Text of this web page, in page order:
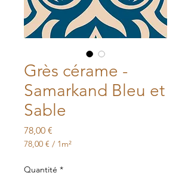
Grès cérame -
Samarkand Bleu et
Sable
78,00 €
78,00 € / 1m²
pour
Quantité *